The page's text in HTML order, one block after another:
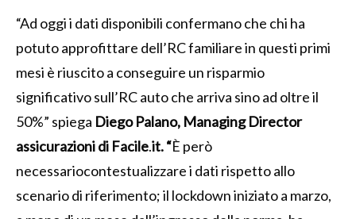
“Ad oggi i dati disponibili confermano che chi ha
potuto approfittare dell’RC familiare in questi primi
mesi è riuscito a conseguire un risparmio
significativo sull’RC auto che arriva sino ad oltre il
50%” spiega Diego Palano, Managing Director
assicurazioni di Facile.it. “È però
necessariocontestualizzare i dati rispetto allo
scenario di riferimento; il lockdown iniziato a marzo,